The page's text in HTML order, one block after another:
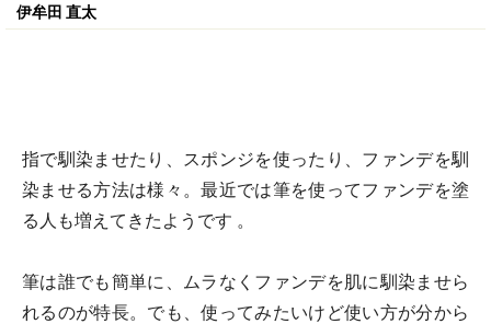
伊牟田 直太
指で馴染ませたり、スポンジを使ったり、ファンデを馴
染ませる方法は様々。最近では筆を使ってファンデを塗
る人も増えてきたようです 。
筆は誰でも簡単に、ムラなくファンデを肌に馴染ませら
れるのが特長。でも、使ってみたいけど使い方が分から